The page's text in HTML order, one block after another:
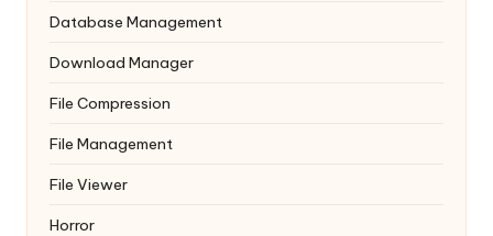
Database Management
Download Manager
File Compression
File Management
File Viewer
Horror